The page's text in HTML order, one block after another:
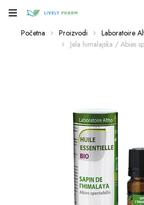
Početna Proizvodi Laboratoire
Jela himalajska / Abies